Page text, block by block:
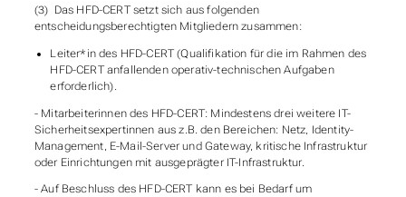
(3) Das HFD-CERT setzt sich aus folgenden
entscheidungsberechtigten Mitgliedern zusammen:
Leiter*in des HFD-CERT (Qualifikation für die im Rahmen des
HFD-CERT anfallenden operativ-technischen Aufgaben
erforderlich).
- Mitarbeiterinnen des HFD-CERT: Mindestens drei weitere IT-
Sicherheitsexpertinnen aus z.B. den Bereichen: Netz, Identity-
Management, E-Mail-Server und Gateway, kritische Infrastruktur
oder Einrichtungen mit ausgeprägter IT-Infrastruktur.
- Auf Beschluss des HFD-CERT kann es bei Bedarf um